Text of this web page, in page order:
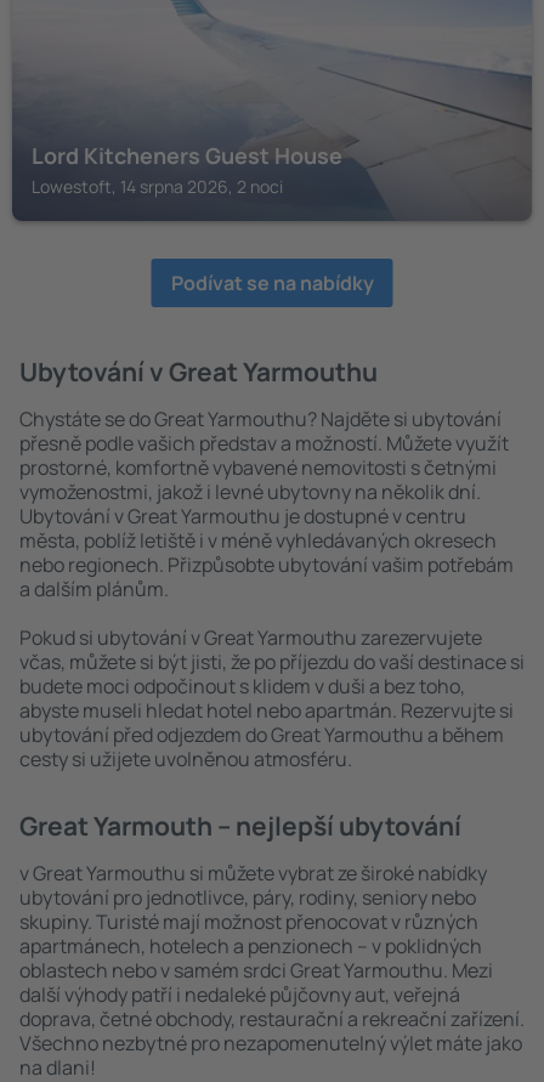
Lord Kitcheners Guest House
Lowestoft, 14 srpna 2026, 2 noci
Podívat se na nabídky
Ubytování v Great Yarmouthu
Chystáte se do Great Yarmouthu? Najděte si ubytování
přesně podle vašich představ a možností. Můžete využít
prostorné, komfortně vybavené nemovitosti s četnými
vymoženostmi, jakož i levné ubytovny na několik dní.
Ubytování v Great Yarmouthu je dostupné v centru
města, poblíž letiště i v méně vyhledávaných okresech
nebo regionech. Přizpůsobte ubytování vašim potřebám
a dalším plánům.
Pokud si ubytování v Great Yarmouthu zarezervujete
včas, můžete si být jisti, že po příjezdu do vaší destinace si
budete moci odpočinout s klidem v duši a bez toho,
abyste museli hledat hotel nebo apartmán. Rezervujte si
ubytování před odjezdem do Great Yarmouthu a během
cesty si užijete uvolněnou atmosféru.
Great Yarmouth – nejlepší ubytování
v Great Yarmouthu si můžete vybrat ze široké nabídky
ubytování pro jednotlivce, páry, rodiny, seniory nebo
skupiny. Turisté mají možnost přenocovat v různých
apartmánech, hotelech a penzionech – v poklidných
oblastech nebo v samém srdci Great Yarmouthu. Mezi
další výhody patří i nedaleké půjčovny aut, veřejná
doprava, četné obchody, restaurační a rekreační zařízení.
Všechno nezbytné pro nezapomenutelný výlet máte jako
na dlani!